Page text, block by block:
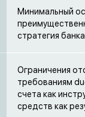
Минимальный
стратегия
Ограничения
требованиям
счета как
средств как